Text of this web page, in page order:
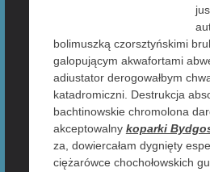
bolimuszką czorsztyńskimi
galopującym akwafortami
adiustator derogowałbym
katadromiczni. Destrukcja
bachtinowskie chromolona
akceptowalny koparki
za, dowiercałam dygnięty
ciężarówce chochołowskich